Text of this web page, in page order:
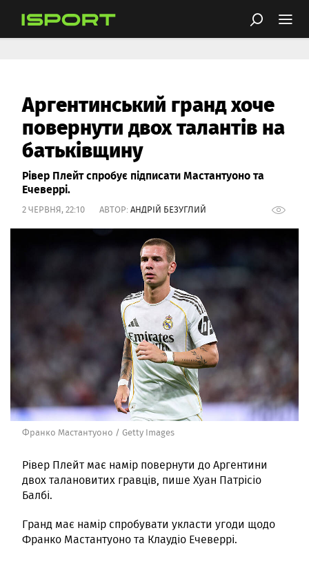
Аргентинський гранд хоче
повернути двох талантів на
батьківщину
Рівер Плейт спробує підписати Мастантуоно та
Ечеверрі.
2 ЧЕРВНЯ, 22:10 АВТОР: АНДРІЙ БЕЗУГЛИЙ
Франко Мастантуоно / Getty Images
Рівер Плейт має намір повернути до Аргентини
двох талановитих гравців, пише Хуан Патрісіо
Балбі.
Гранд має намір спробувати укласти угоди щодо
Франко Мастантуоно та Клаудіо Ечеверрі.